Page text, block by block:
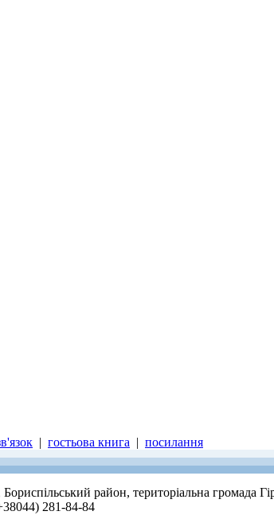
| гостьова книга | посилання
район, територіальна громада
281-84-84